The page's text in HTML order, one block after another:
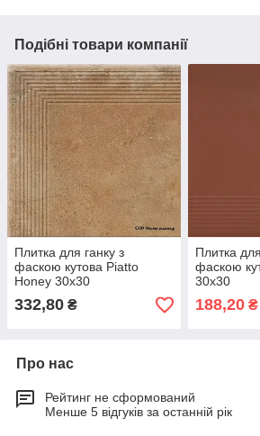
Подібні товари компанії
Плитка для ганку з
фаскою кутова Piatto
Honey 30x30
332,80 ₴
Плитка
фаскою
30х30
188,20₴
Про нас
Рейтинг не сформований
Менше 5 відгуків за останній рік